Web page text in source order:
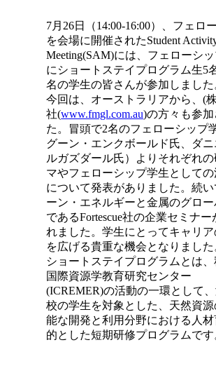
7月26日（14:00-16:00）、フェロ
を会場に開催されたStudent
Meeting(SAM)には、フェローシ
にショートステイプログラム生5
名の学生の皆さんが参加しました
今回は、オーストラリアから、(株
社(www.fmgl.com.au)の方々も参加
た。冒頭で2名のフェローシップ
グーン・エンクボールド氏、ダ
ルガズダール氏）よりそれぞれ
マやフェローシップ学生として
について発表がありました。続い
ーン・エネルギーと金属のグロ
であるFortescue社の企業セミナー
れました。学生にとってキャリ
を広げる貴重な機会となりました
ショートステイプログラムとは
国際資源学教育研究センター
(ICREMER)の活動の一環として
校の学生を対象とした、天然資
能な開発と利用分野における人材
的とした短期研修プログラムです